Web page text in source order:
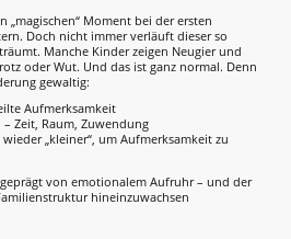
„magischen“ Moment bei der ersten
Doch nicht immer verläuft dieser so
Manche Kinder zeigen Neugier und
oder Wut. Und das ist ganz normal. Denn
gewaltig:
Aufmerksamkeit
Zeit, Raum, Zuwendung
„kleiner“, um Aufmerksamkeit zu
von emotionalem Aufruhr – und der
hineinzuwachsen